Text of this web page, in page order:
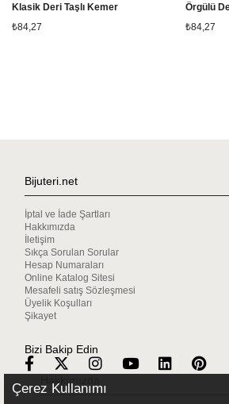
Klasik Deri Taşlı Kemer
₺84,27
Örgülü
₺84,27
Bijuteri.net
İptal ve İade Şartları
Hakkımızda
İletişim
Sıkça Sorulan Sorular
Hesap Numaraları
Online Katalog Sitesi
Mesafeli satış Sözleşmesi
Üyelik Koşulları
Şikayet
Bizi Bakip Edin
Çerez Kullanımı